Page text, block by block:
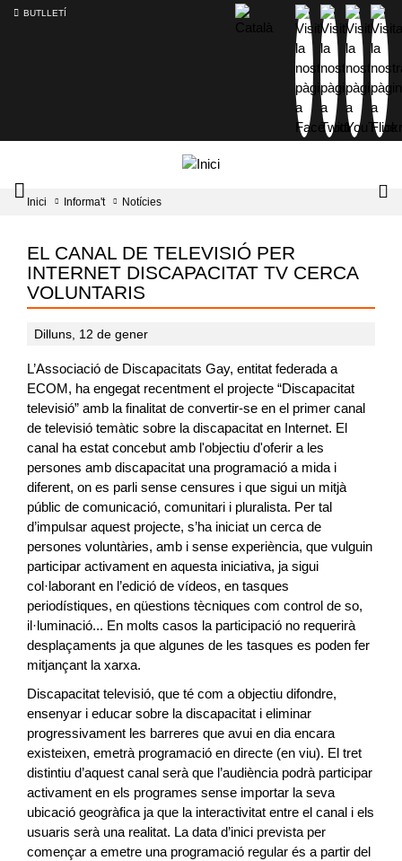
BUTLLETÍ
Mobile
menu
Inici Informa't Notícies
EL CANAL DE TELEVISIÓ PER
INTERNET DISCAPACITAT TV CERCA
VOLUNTARIS
Dilluns, 12 de gener
L’Associació de Discapacitats Gay, entitat federada a
ECOM, ha engegat recentment el projecte “Discapacitat
televisió” amb la finalitat de convertir-se en el primer canal
de televisió temàtic sobre la discapacitat en Internet. El
canal ha estat concebut amb l'objectiu d'oferir a les
persones amb discapacitat una programació a mida i
diferent, on es parli sense censures i que sigui un mitjà
públic de comunicació, comunitari i pluralista. Per tal
d’impulsar aquest projecte, s’ha iniciat un cerca de
persones voluntàries, amb i sense experiència, que vulguin
participar activament en aquesta iniciativa, ja sigui
col·laborant en l’edició de vídeos, en tasques
periodístiques, en qüestions tècniques com control de so,
il·luminació... En molts casos la participació no requerirà
desplaçaments ja que algunes de les tasques es poden fer
mitjançant la xarxa.
Discapacitat televisió, que té com a objectiu difondre,
ensenyar i educar sobre la discapacitat i eliminar
progressivament les barreres que avui en dia encara
existeixen, emetrà programació en directe (en viu). El tret
distintiu d’aquest canal serà que l’audiència podrà participar
activament en els programes sense importar la seva
ubicació geogràfica ja que la interactivitat entre el canal i els
usuaris serà una realitat. La data d’inici prevista per
començar a emetre una programació regular és a partir del